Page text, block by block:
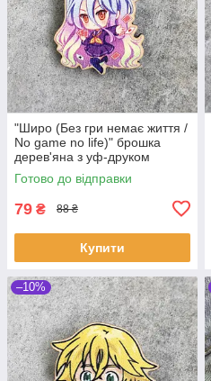
"Широ (Без гри немає життя /
No game no life)" брошка
дерев'яна з уф-друком
Готово до відправки
79 ₴ 88 ₴
Купити
–10%